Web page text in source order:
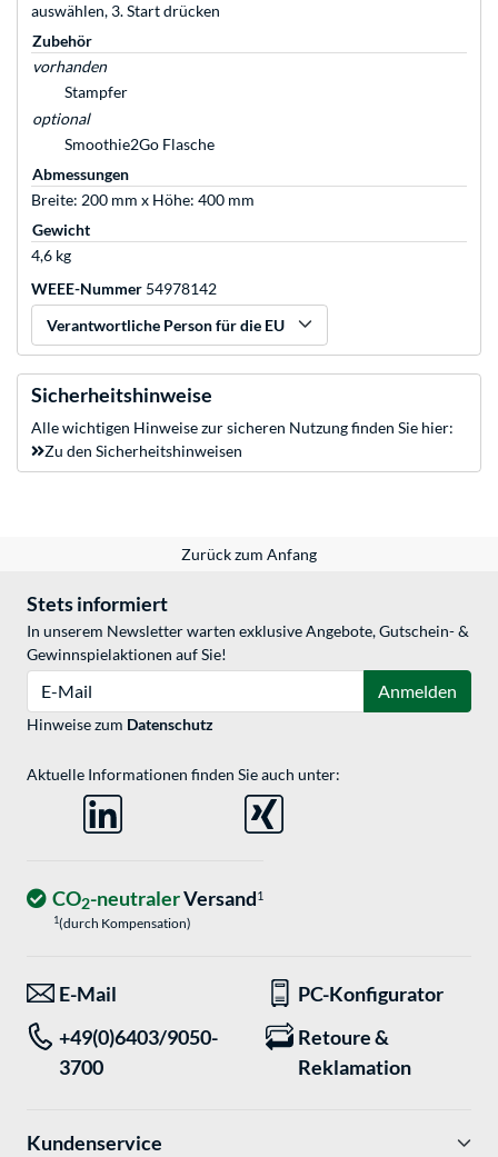
auswählen, 3. Start drücken
Zubehör
vorhanden
Stampfer
optional
Smoothie2Go Flasche
Abmessungen
Breite: 200 mm x Höhe: 400 mm
Gewicht
4,6 kg
WEEE-Nummer 54978142
Verantwortliche Person für die EU
Sicherheitshinweise
Alle wichtigen Hinweise zur sicheren Nutzung finden Sie hier:
Zu den Sicherheitshinweisen
Zurück zum Anfang
Stets informiert
In unserem Newsletter warten exklusive Angebote, Gutschein- &
Gewinnspielaktionen auf Sie!
Anmelden
Hinweise zum Datenschutz
Aktuelle Informationen finden Sie auch unter:
CO2-neutralerVersand1
1(durch Kompensation)
E-Mail
PC-Konfigurator
+49(0)6403/9050-
3700
Retoure &
Reklamation
Kundenservice